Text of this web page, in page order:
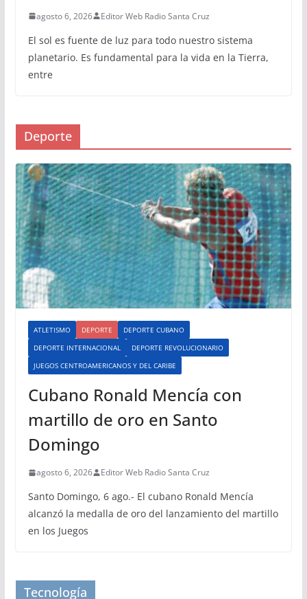
agosto 6, 2026 Editor Web Radio Santa Cruz
El sol es fuente de luz para todo nuestro sistema
planetario. Es fundamental para la vida en la Tierra,
entre
Deporte
ATLETISMO DEPORTE
DEPORTE CUBANO
DEPORTE INTERNACIONAL
DEPORTE REVOLUCIONARIO
JUEGOS CENTROAMERICANOS Y DEL CARIBE
Cubano Ronald Mencía con
martillo de oro en Santo
Domingo
agosto 6, 2026 Editor Web Radio Santa Cruz
Santo Domingo, 6 ago.- El cubano Ronald Mencía
alcanzó la medalla de oro del lanzamiento del martillo
en los Juegos
Tecnología